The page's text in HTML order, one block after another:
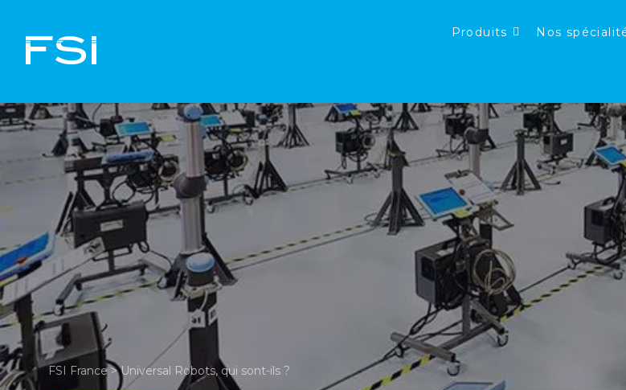
Produits Nos
FSI France>Universal Robots, qui sont-ils ?